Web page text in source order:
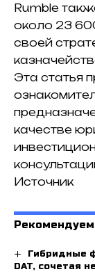
Rumble
около 23
своей
Эта статья
качестве
Источник
Гибридные
DAT, сочетая